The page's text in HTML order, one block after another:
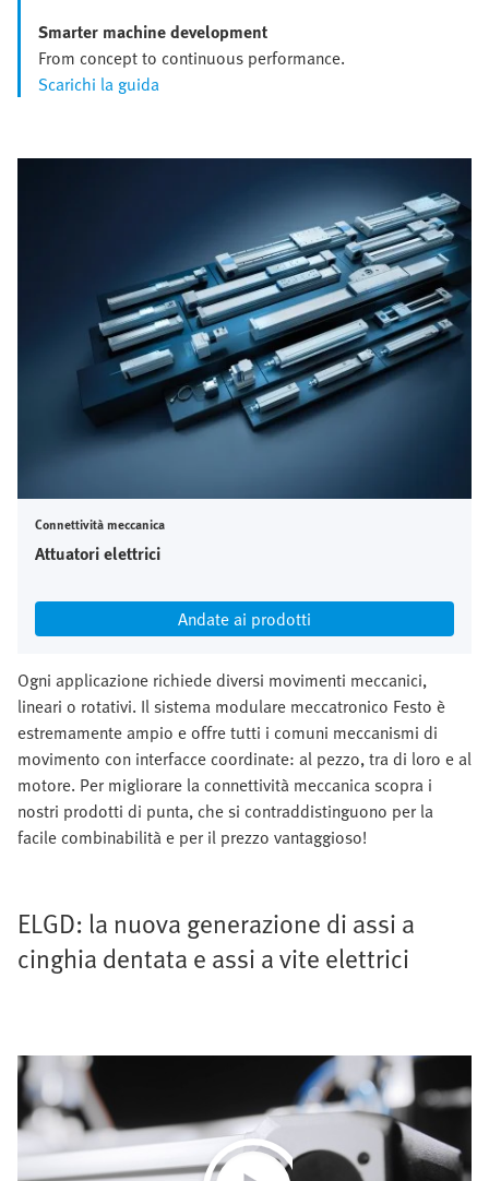
Smarter machine development
From concept to continuous performance.
Scarichi la guida
Connettività meccanica
Attuatori elettrici
Andate ai prodotti
Ogni applicazione richiede diversi movimenti meccanici,
lineari o rotativi. Il sistema modulare meccatronico Festo è
estremamente ampio e offre tutti i comuni meccanismi di
movimento con interfacce coordinate: al pezzo, tra di loro e al
motore. Per migliorare la connettività meccanica scopra i
nostri prodotti di punta, che si contraddistinguono per la
facile combinabilità e per il prezzo vantaggioso!
ELGD: la nuova generazione di assi a
cinghia dentata e assi a vite elettrici